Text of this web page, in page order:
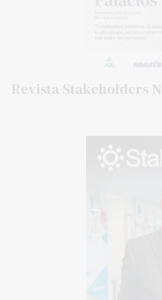
Revista Stakeholders